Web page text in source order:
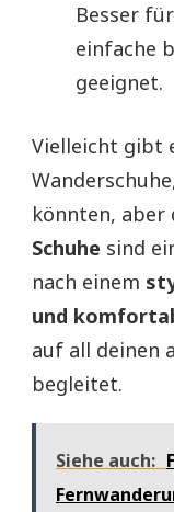
Besser
einfache
geeignet.
Vielleicht gibt
könnten, aber
Schuhe sind
nach einem
und
auf all deinen
begleitet.
Siehe auch: